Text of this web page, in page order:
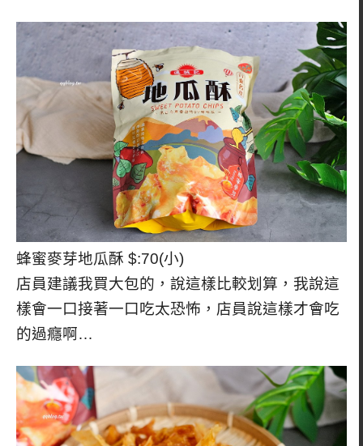
蜂蜜麥芽地瓜酥 $:70(小)
店員建議我買大包的，說這樣比較划算，我說這
樣會一口接著一口吃太恐怖，店員說這樣才會吃
的過癮啊…